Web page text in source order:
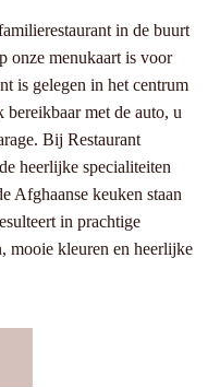
in de buurt
onze menukaart is voor
is gelegen in het centrum
met de auto, u
Bij Restaurant
heerlijke specialiteiten
Afghaanse keuken staan
in prachtige
mooie kleuren en heerlijke